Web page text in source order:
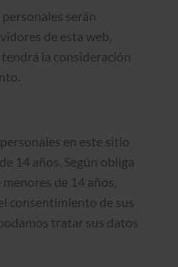
personales serán
de esta web,
tendrá la consideración
en este sitio
14 años. Según obliga
de 14 años,
consentimiento de sus
tratar sus datos